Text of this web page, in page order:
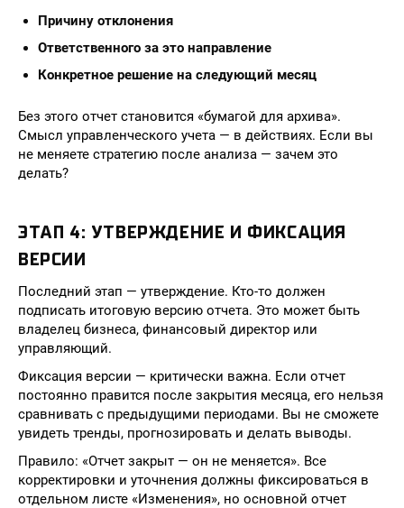
Причину отклонения
Ответственного за это направление
Конкретное решение на следующий месяц
Без этого отчет становится «бумагой для архива».
Смысл управленческого учета — в действиях. Если вы
не меняете стратегию после анализа — зачем это
делать?
ЭТАП 4: УТВЕРЖДЕНИЕ И ФИКСАЦИЯ
ВЕРСИИ
Последний этап — утверждение. Кто-то должен
подписать итоговую версию отчета. Это может быть
владелец бизнеса, финансовый директор или
управляющий.
Фиксация версии — критически важна. Если отчет
постоянно правится после закрытия месяца, его нельзя
сравнивать с предыдущими периодами. Вы не сможете
увидеть тренды, прогнозировать и делать выводы.
Правило: «Отчет закрыт — он не меняется». Все
корректировки и уточнения должны фиксироваться в
отдельном листе «Изменения», но основной отчет